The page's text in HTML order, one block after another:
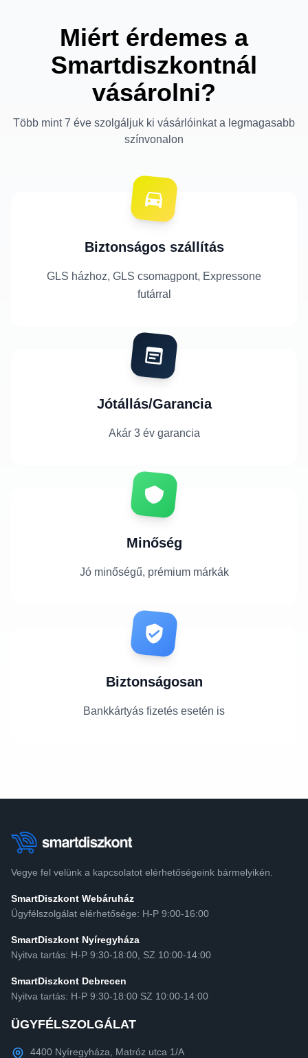
Miért érdemes a
Smartdiszkontnál
vásárolni?
Több mint 7 éve szolgáljuk ki vásárlóinkat a legmagasabb
színvonalon
Biztonságos szállítás
GLS házhoz, GLS csomagpont, Expressone
futárral
Jótállás/Garancia
Akár 3 év garancia
Minőség
Jó minőségű, prémium márkák
Biztonságosan
Bankkártyás fizetés esetén is
Vegye fel velünk a kapcsolatot elérhetőségeink bármelyikén.
SmartDiszkont Webáruház
Ügyfélszolgálat elérhetősége: H-P 9:00-16:00
SmartDiszkont Nyíregyháza
Nyitva tartás: H-P 9:30-18:00, SZ 10:00-14:00
SmartDiszkont Debrecen
Nyitva tartás: H-P 9:30-18:00 SZ 10:00-14:00
ÜGYFÉLSZOLGÁLAT
4400 Nyíregyháza, Matróz utca 1/A